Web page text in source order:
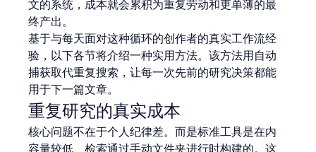
文的系统，成本就会累积为重复劳动和更单薄的最
终产出。
基于与每天面对这种循环的创作者的真实工作流经
验，以下各节将介绍一种实用方法。该方法用自动
捕获取代重复搜索，让每一次先前的研究决策都能
用于下一篇文章。
重复研究的真实成本
核心问题不在于个人纪律差。而是标准工具是在内
容量较低、检索通过手动文件夹进行时构建的。这